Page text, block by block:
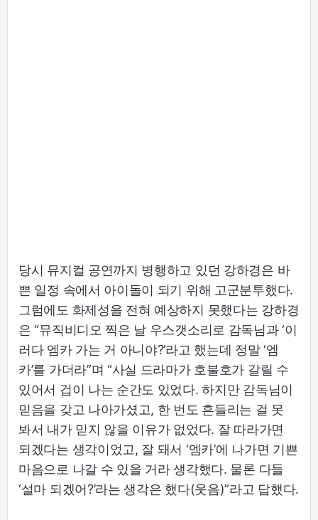
당시 뮤지컬 공연까지 병행하고 있던 강하경은 바
쁜 일정 속에서 아이돌이 되기 위해 고군분투했다.
그럼에도 화제성을 전혀 예상하지 못했다는 강하경
은 “뮤직비디오 찍은 날 우스갯소리로 감독님과 ‘이
러다 엠카 가는 거 아니야?’라고 했는데 정말 ‘엠
카’를 가더라”며 “사실 드라마가 호불호가 갈릴 수
있어서 겁이 나는 순간도 있었다. 하지만 감독님이
믿음을 갖고 나아가셨고, 한 번도 흔들리는 걸 못
봐서 내가 믿지 않을 이유가 없었다. 잘 따라가면
되겠다는 생각이었고, 잘 돼서 ‘엠카’에 나가면 기쁜
마음으로 나갈 수 있을 거라 생각했다. 물론 다들
‘설마 되겠어?’라는 생각은 했다(웃음)”라고 답했다.